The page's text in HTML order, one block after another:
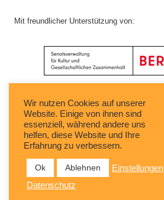
Mit freundlicher Unterstützung von:
Wir nutzen Cookies auf unserer
Website. Einige von ihnen sind
essenziell, während andere uns
helfen, diese Website und Ihre
Erfahrung zu verbessern.
Ok Ablehnen
Einstellungen
Datenschutz